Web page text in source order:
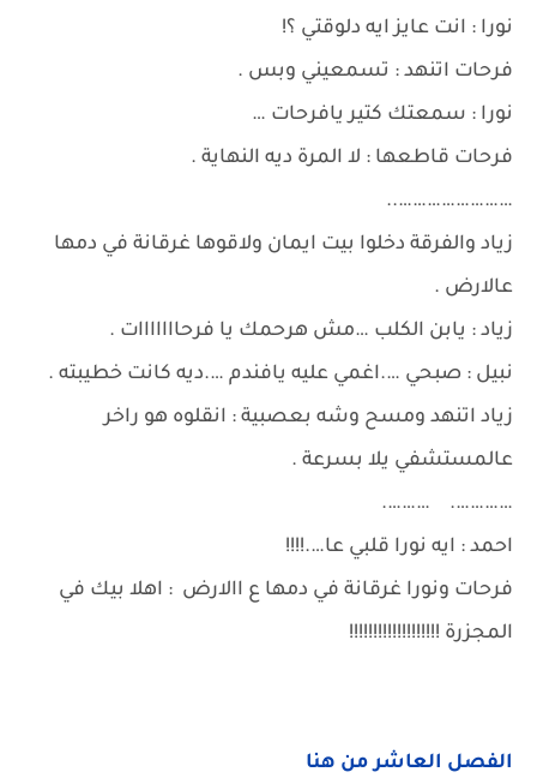
نورا : انت عايز ايه دلوقتي ؟!
فرحات اتنهد : تسمعيني وبس .
نورا : سمعتك كتير يافرحات …
فرحات قاطعها : لا المرة ديه النهاية .
……………………..
زياد والفرقة دخلوا بيت ايمان ولاقوها غرقانة في دمها
عالارض .
زياد : يابن الكلب …مش هرحمك يا فرحااااااات .
نبيل : صبحي ….اغمي عليه يافندم ….ديه كانت خطيبته .
زياد اتنهد ومسح وشه بعصبية : انقلوه هو راخر
عالمستشفي يلا بسرعة .
…………. ……….
احمد : ايه نورا قلبي عا….!!!!
فرحات ونورا غرقانة في دمها ع االارض : اهلا بيك في
المجزرة !!!!!!!!!!!!!!!!!!!
الفصل العاشر من هنا